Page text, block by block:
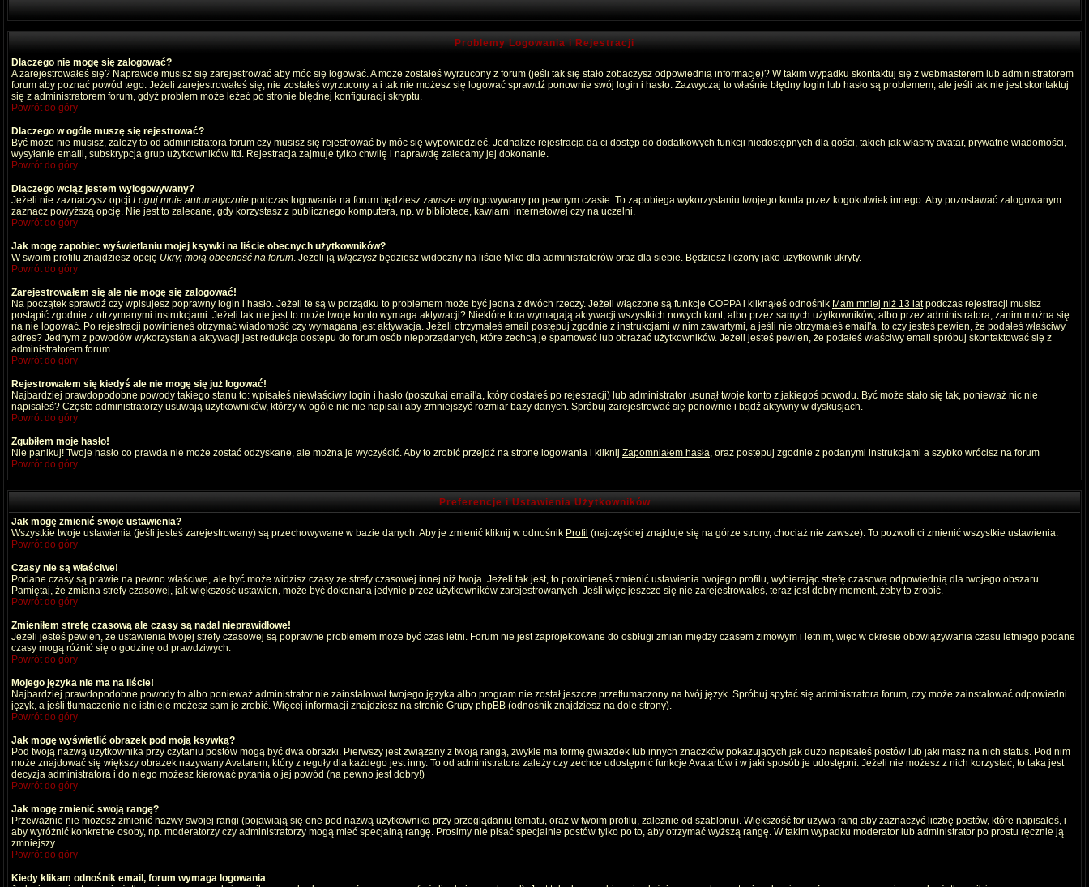
Problemy Logowania i Rejestracji
Dlaczego nie mogę się zalogować?
A zarejestrowałeś się? Naprawdę musisz się zarejestrować aby móc się logować. A może zostałeś wyrzucony z forum (jeśli tak się stało zobaczysz odpowiednią informację)? W takim wypadku skontaktuj się z webmasterem lub administratorem
forum aby poznać powód tego. Jeżeli zarejestrowałeś się, nie zostałeś wyrzucony a i tak nie możesz się logować sprawdź ponownie swój login i hasło. Zazwyczaj to właśnie błędny login lub hasło są problemem, ale jeśli tak nie jest skontaktuj
się z administratorem forum, gdyż problem może leżeć po stronie błędnej konfiguracji skryptu.
Powrót do góry
Dlaczego w ogóle muszę się rejestrować?
Być może nie musisz, zależy to od administratora forum czy musisz się rejestrować by móc się wypowiedzieć. Jednakże rejestracja da ci dostęp do dodatkowych funkcji niedostępnych dla gości, takich jak własny avatar, prywatne wiadomości,
wysyłanie emaili, subskrypcja grup użytkowników itd. Rejestracja zajmuje tylko chwilę i naprawdę zalecamy jej dokonanie.
Powrót do góry
Dlaczego wciąż jestem wylogowywany?
Jeżeli nie zaznaczysz opcji Loguj mnie automatycznie podczas logowania na forum będziesz zawsze wylogowywany po pewnym czasie. To zapobiega wykorzystaniu twojego konta przez kogokolwiek innego. Aby pozostawać zalogowanym
zaznacz powyższą opcję. Nie jest to zalecane, gdy korzystasz z publicznego komputera, np. w bibliotece, kawiarni internetowej czy na uczelni.
Powrót do góry
Jak mogę zapobiec wyświetlaniu mojej ksywki na liście obecnych użytkowników?
W swoim profilu znajdziesz opcję Ukryj moją obecność na forum. Jeżeli ją włączysz będziesz widoczny na liście tylko dla administratorów oraz dla siebie. Będziesz liczony jako użytkownik ukryty.
Powrót do góry
Zarejestrowałem się ale nie mogę się zalogować!
Na początek sprawdź czy wpisujesz poprawny login i hasło. Jeżeli te są w porządku to problemem może być jedna z dwóch rzeczy. Jeżeli włączone są funkcje COPPA i kliknąłeś odnośnik Mam mniej niż 13 latpodczas rejestracji musisz
postąpić zgodnie z otrzymanymi instrukcjami. Jeżeli tak nie jest to może twoje konto wymaga aktywacji? Niektóre fora wymagają aktywacji wszystkich nowych kont, albo przez samych użytkowników, albo przez administratora, zanim można się
na nie logować. Po rejestracji powinieneś otrzymać wiadomość czy wymagana jest aktywacja. Jeżeli otrzymałeś email postępuj zgodnie z instrukcjami w nim zawartymi, a jeśli nie otrzymałeś email'a, to czy jesteś pewien, że podałeś właściwy
adres? Jednym z powodów wykorzystania aktywacji jest redukcja dostępu do forum osób nieporządanych, które zechcą je spamować lub obrażać użytkowników. Jeżeli jesteś pewien, że podałeś właściwy email spróbuj skontaktować się z
administratorem forum.
Powrót do góry
Rejestrowałem się kiedyś ale nie mogę się już logować!
Najbardziej prawdopodobne powody takiego stanu to: wpisałeś niewłaściwy login i hasło (poszukaj email'a, który dostałeś po rejestracji) lub administrator usunął twoje konto z jakiegoś powodu. Być może stało się tak, ponieważ nic nie
napisałeś? Często administratorzy usuwają użytkowników, którzy w ogóle nic nie napisali aby zmniejszyć rozmiar bazy danych. Spróbuj zarejestrować się ponownie i bądź aktywny w dyskusjach.
Powrót do góry
Zgubiłem moje hasło!
Nie panikuj! Twoje hasło co prawda nie może zostać odzyskane, ale można je wyczyścić. Aby to zrobić przejdź na stronę logowania i kliknij Zapomniałem hasła, oraz postępuj zgodnie z podanymi instrukcjami a szybko wrócisz na forum
Powrót do góry
Preferencje i Ustawienia Użytkowników
Jak mogę zmienić swoje ustawienia?
Wszystkie twoje ustawienia (jeśli jesteś zarejestrowany) są przechowywane w bazie danych. Aby je zmienić kliknij w odnośnik Profil (najczęściej znajduje się na górze strony, chociaż nie zawsze). To pozwoli ci zmienić wszystkie ustawienia.
Powrót do góry
Czasy nie są właściwe!
Podane czasy są prawie na pewno właściwe, ale być może widzisz czasy ze strefy czasowej innej niż twoja. Jeżeli tak jest, to powinieneś zmienić ustawienia twojego profilu, wybierając strefę czasową odpowiednią dla twojego obszaru.
Pamiętaj, że zmiana strefy czasowej, jak większość ustawień, może być dokonana jedynie przez użytkowników zarejestrowanych. Jeśli więc jeszcze się nie zarejestrowałeś, teraz jest dobry moment, żeby to zrobić.
Powrót do góry
Zmieniłem strefę czasową ale czasy są nadal nieprawidłowe!
Jeżeli jesteś pewien, że ustawienia twojej strefy czasowej są poprawne problemem może być czas letni. Forum nie jest zaprojektowane do osbługi zmian między czasem zimowym i letnim, więc w okresie obowiązywania czasu letniego podane
czasy mogą różnić się o godzinę od prawdziwych.
Powrót do góry
Mojego języka nie ma na liście!
Najbardziej prawdopodobne powody to albo ponieważ administrator nie zainstalował twojego języka albo program nie został jeszcze przetłumaczony na twój język. Spróbuj spytać się administratora forum, czy może zainstalować odpowiedni
język, a jeśli tłumaczenie nie istnieje możesz sam je zrobić. Więcej informacji znajdziesz na stronie Grupy phpBB (odnośnik znajdziesz na dole strony).
Powrót do góry
Jak mogę wyświetlić obrazek pod moją ksywką?
Pod twoją nazwą użytkownika przy czytaniu postów mogą być dwa obrazki. Pierwszy jest związany z twoją rangą, zwykle ma formę gwiazdek lub innych znaczków pokazujących jak dużo napisałeś postów lub jaki masz na nich status. Pod nim
może znajdować się większy obrazek nazywany Avatarem, który z reguły dla każdego jest inny. To od administratora zależy czy zechce udostępnić funkcje Avatartów i w jaki sposób je udostępni. Jeżeli nie możesz z nich korzystać, to taka jest
decyzja administratora i do niego możesz kierować pytania o jej powód (na pewno jest dobry!)
Powrót do góry
Jak mogę zmienić swoją rangę?
Przeważnie nie możesz zmienić nazwy swojej rangi (pojawiają się one pod nazwą użytkownika przy przeglądaniu tematu, oraz w twoim profilu, zależnie od szablonu). Większość for używa rang aby zaznaczyć liczbę postów, które napisałeś, i
aby wyróżnić konkretne osoby, np. moderatorzy czy administratorzy mogą mieć specjalną rangę. Prosimy nie pisać specjalnie postów tylko po to, aby otrzymać wyższą rangę. W takim wypadku moderator lub administrator po prostu ręcznie ją
zmniejszy.
Powrót do góry
Kiedy klikam odnośnik email, forum wymaga logowania